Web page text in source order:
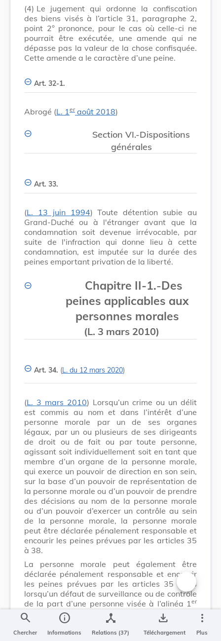
(4) Le jugement qui ordonne la confiscation
des biens visés à l’article 31, paragraphe 2,
point 2° prononce, pour le cas où celle-ci ne
pourrait être exécutée, une amende qui ne
dépasse pas la valeur de la chose confisquée.
Cette amende a le caractère d’une peine.
Art. 32-1.
Abrogé (L. 1 eraoût 2018)
Section VI.-Dispositions
générales
Art. 33.
(L. 13 juin 1994) Toute détention subie au
Grand-Duché ou à l'étranger avant que la
condamnation soit devenue irrévocable, par
suite de l'infraction qui donne lieu à cette
condamnation, est imputée sur la durée des
peines emportant privation de la liberté.
Chapitre II-1.-Des
peines applicables aux
personnes morales
(L. 3 mars 2010)
Art. 34. (L. du 12 mars 2020)
(L. 3 mars 2010) Lorsqu’un crime ou un délit
est commis au nom et dans l’intérêt d’une
personne morale par un de ses organes
légaux, par un ou plusieurs de ses dirigeants
de droit ou de fait ou par toute personne,
agissant soit individuellement soit en tant que
membre d’un organe de la personne morale,
qui exerce un pouvoir de direction en son sein,
sur la base d’un pouvoir de représentation de
la personne morale ou d’un pouvoir de prendre
des décisions au nom de la personne morale
ou d’un pouvoir d’exercer un contrôle au sein
de la personne morale, la personne morale
peut être déclarée pénalement responsable et
encourir les peines prévues par les articles 35
à 38.
La personne morale peut également être
déclarée pénalement responsable et encourir
les peines prévues par les articles 35 à 38
lorsqu’un défaut de surveillance ou de contrôle
de la part d’une personne visée à l’alinéa 1 er
du présent article a rendu possible la
commission d’un crime ou d’un délit, dans
l’intérêt de ladite personne morale, par une
Changer la
search
Chercher
info
Informations
device_hub
Relations (37)
save_alt
Téléchargement
more_vert
Plus